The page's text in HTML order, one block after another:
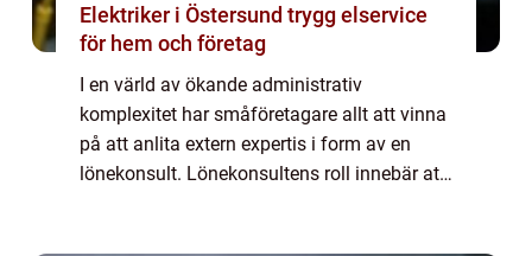
Elektriker i Östersund trygg elservice
för hem och företag
I en värld av ökande administrativ
komplexitet har småföretagare allt att vinna
på att anlita extern expertis i form av en
lönekonsult. Lönekonsultens roll innebär att